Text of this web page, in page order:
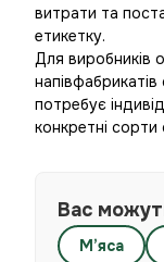
витрати та
етикетку.
Для виробників
напівфабрикатів
потребує
конкретні сорти
Вас
М’яса